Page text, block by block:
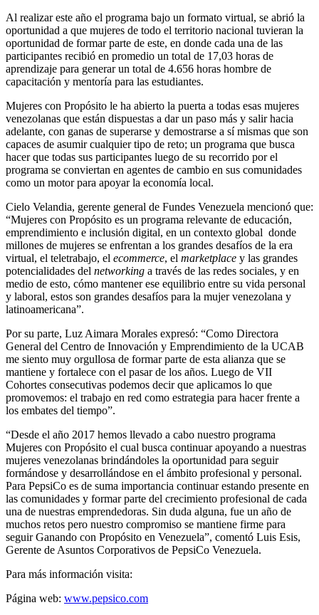
Al realizar este año el programa bajo un formato virtual, se abrió la
oportunidad a que mujeres de todo el territorio nacional tuvieran la
oportunidad de formar parte de este, en donde cada una de las
participantes recibió en promedio un total de 17,03 horas de
aprendizaje para generar un total de 4.656 horas hombre de
capacitación y mentoría para las estudiantes.
Mujeres con Propósito le ha abierto la puerta a todas esas mujeres
venezolanas que están dispuestas a dar un paso más y salir hacia
adelante, con ganas de superarse y demostrarse a sí mismas que son
capaces de asumir cualquier tipo de reto; un programa que busca
hacer que todas sus participantes luego de su recorrido por el
programa se conviertan en agentes de cambio en sus comunidades
como un motor para apoyar la economía local.
Cielo Velandia, gerente general de Fundes Venezuela mencionó que:
“Mujeres con Propósito es un programa relevante de educación,
emprendimiento e inclusión digital, en un contexto global donde
millones de mujeres se enfrentan a los grandes desafíos de la era
virtual, el teletrabajo, el ecommerce, el marketplace y las grandes
potencialidades del networking a través de las redes sociales, y en
medio de esto, cómo mantener ese equilibrio entre su vida personal
y laboral, estos son grandes desafíos para la mujer venezolana y
latinoamericana”.
Por su parte, Luz Aimara Morales expresó: “Como Directora
General del Centro de Innovación y Emprendimiento de la UCAB
me siento muy orgullosa de formar parte de esta alianza que se
mantiene y fortalece con el pasar de los años. Luego de VII
Cohortes consecutivas podemos decir que aplicamos lo que
promovemos: el trabajo en red como estrategia para hacer frente a
los embates del tiempo”.
“Desde el año 2017 hemos llevado a cabo nuestro programa
Mujeres con Propósito el cual busca continuar apoyando a nuestras
mujeres venezolanas brindándoles la oportunidad para seguir
formándose y desarrollándose en el ámbito profesional y personal.
Para PepsiCo es de suma importancia continuar estando presente en
las comunidades y formar parte del crecimiento profesional de cada
una de nuestras emprendedoras. Sin duda alguna, fue un año de
muchos retos pero nuestro compromiso se mantiene firme para
seguir Ganando con Propósito en Venezuela”, comentó Luis Esis,
Gerente de Asuntos Corporativos de PepsiCo Venezuela.
Para más información visita:
Página web: www.pepsico.com